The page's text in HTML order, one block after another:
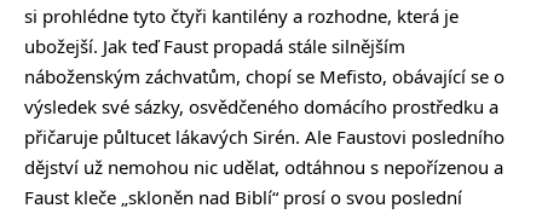
si prohlédne tyto čtyři kantilény a rozhodne, která je
ubožejší. Jak teď Faust propadá stále silnějším
náboženským záchvatům, chopí se Mefisto, obávající se o
výsledek své sázky, osvědčeného domácího prostředku a
přičaruje půltucet lákavých Sirén. Ale Faustovi posledního
dějství už nemohou nic udělat, odtáhnou s nepořízenou a
Faust kleče „skloněn nad Biblí“ prosí o svou poslední